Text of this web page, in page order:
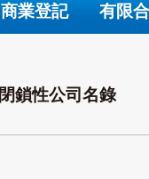
商業登記 有限
閉鎖性公司名錄